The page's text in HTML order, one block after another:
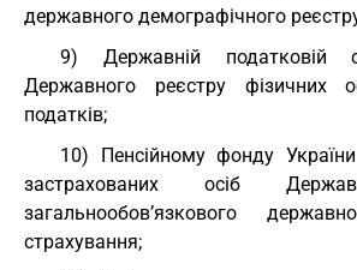
державного демографічного
9) Державній
Державного реєстру фізичних
податків;
10) Пенсійному фонду
застрахованих осіб
загальнообов’язкового
страхування;